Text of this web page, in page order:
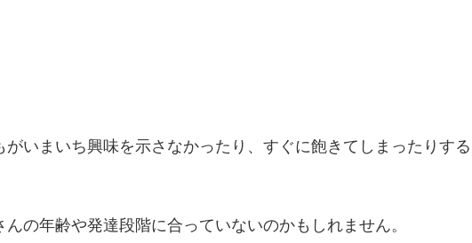
いまいち興味を示さなかったり、すぐに飽きてしまったりする
の年齢や発達段階に合っていないのかもしれません。